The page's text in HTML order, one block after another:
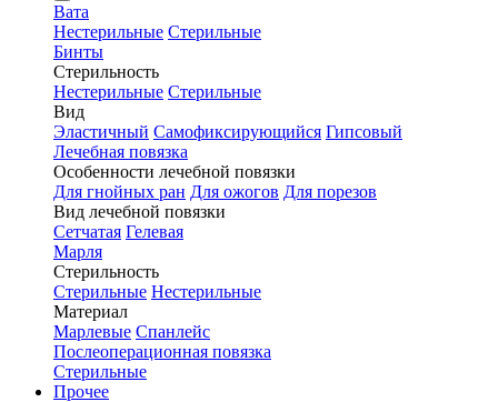
Вата
Нестерильные Стерильные
Бинты
Стерильность
Нестерильные Стерильные
Вид
Эластичный Самофиксирующийся Гипсовый
Лечебная повязка
Особенности лечебной повязки
Для гнойных ран Для ожогов Для порезов
Вид лечебной повязки
Сетчатая Гелевая
Марля
Стерильность
Стерильные Нестерильные
Материал
Марлевые Спанлейс
Послеоперационная повязка
Стерильные
Прочее